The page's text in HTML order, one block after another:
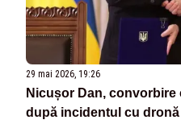
29 mai 2026, 19:26
Nicușor Dan,
după incidentul cu